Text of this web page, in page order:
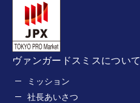
ヴァンガードスミスについて
ミッション
社長あいさつ